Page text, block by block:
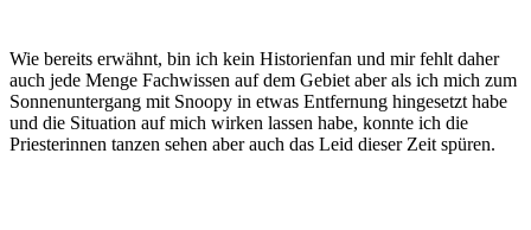
Wie bereits erwähnt, bin ich kein Historienfan und mir fehlt daher
auch jede Menge Fachwissen auf dem Gebiet aber als ich mich zum
Sonnenuntergang mit Snoopy in etwas Entfernung hingesetzt habe
und die Situation auf mich wirken lassen habe, konnte ich die
Priesterinnen tanzen sehen aber auch das Leid dieser Zeit spüren.